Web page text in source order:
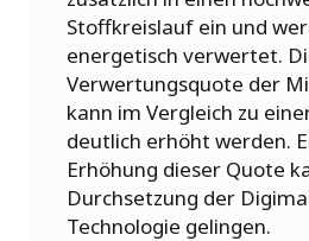
Stoffkreislauf ein und
energetisch verwertet.
Verwertungsquote der
kann im Vergleich zu
deutlich erhöht werden.
Erhöhung dieser Quote
Durchsetzung der
Technologie gelingen.